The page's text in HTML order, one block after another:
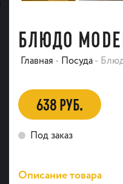
БЛЮДО
Главная - Посуда-
638 РУБ.
Под заказ
Описание товара